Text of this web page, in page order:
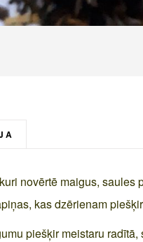
novērtē maigus,
kas dzērienam
piešķir meistaru